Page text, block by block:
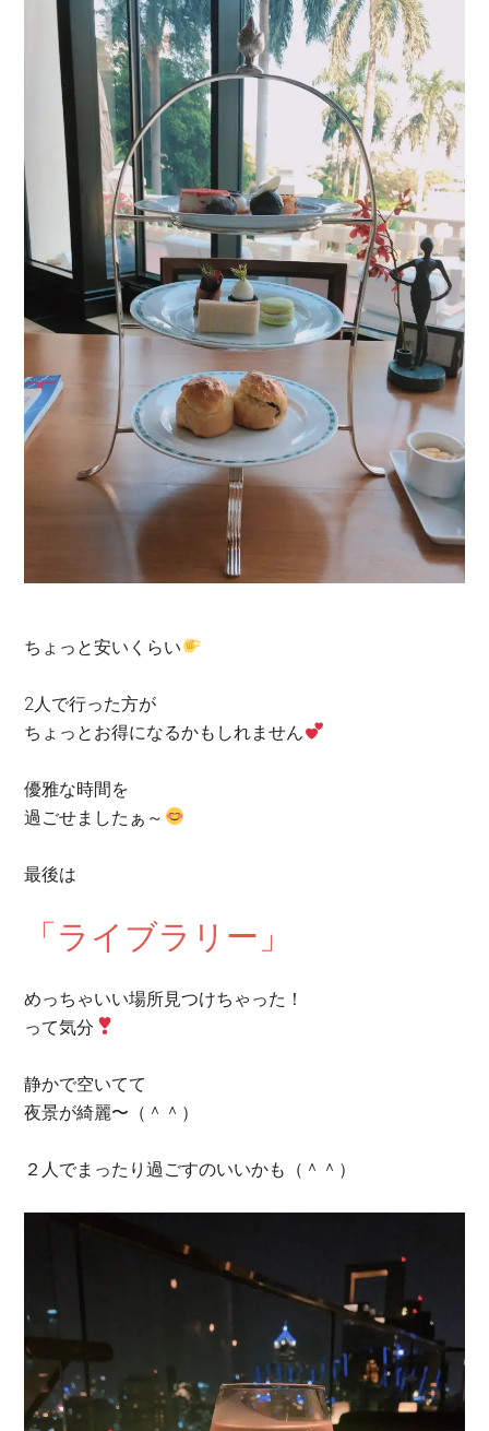
ちょっと安いくらい
2 人で行った方が
ちょっとお得になるかもしれません
優雅な時間を
過ごせましたぁ～
最後は
「ライブラリー」
めっちゃいい場所見つけちゃった！
って気分
静かで空いてて
夜景が綺麗〜（＾＾）
２人でまったり過ごすのいいかも（＾＾）